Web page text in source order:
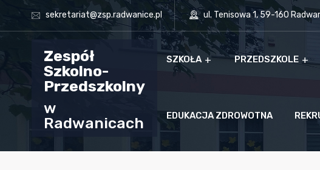
sekretariat@zsp.radwanice.pl ul. Tenisowa 1, 59-160
Zespół
Szkolno-
Przedszkolny
w
Radwanicach
SZKOŁA PRZEDSZKOLE
EDUKACJA ZDROWOTNA